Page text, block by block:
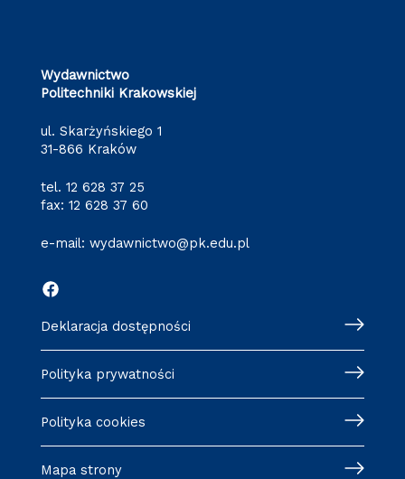
Wydawnictwo
Politechniki Krakowskiej
ul. Skarżyńskiego 1
31-866 Kraków
tel. 12 628 37 25
fax: 12 628 37 60
e-mail: wydawnictwo@pk.edu.pl
Deklaracja dostępności
Polityka prywatności
Polityka cookies
Mapa strony